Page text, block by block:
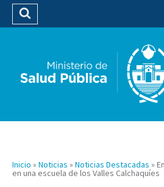
Biblioteca
Buscar
Inicio » Noticias » Noticias Destacadas »
en una escuela de los Valles Calchaquíes